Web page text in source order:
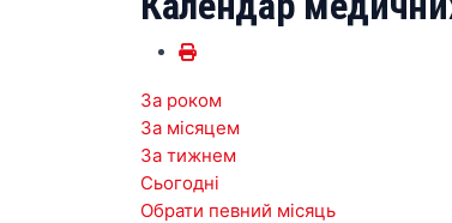
За роком
За місяцем
За тижнем
Сьогодні
Обрати певний місяць